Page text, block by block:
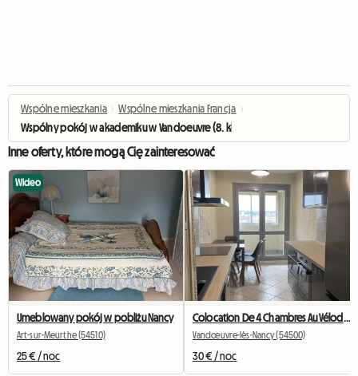
Wspólne mieszkania › Wspólne mieszkania Francja ›
Wspólny pokój w akademiku w Vandoeuvre (8. klasa)
Inne oferty, które mogą Cię zainteresować
Wideo
Umeblowany pokój w pobliżu Nancy
Art-sur-Meurthe (54510)
25 € / noc
Vandœuvre-lès-Nancy (54500)
30 € / noc